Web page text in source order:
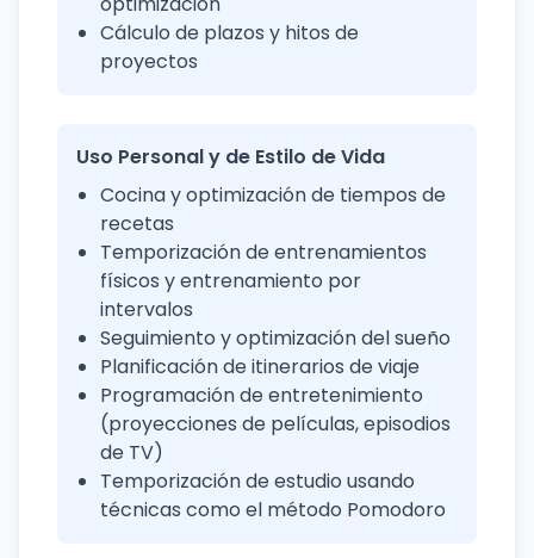
Cálculo de plazos y hitos de
proyectos
Uso Personal y de Estilo de Vida
Cocina y optimización de tiempos de
recetas
Temporización de entrenamientos
físicos y entrenamiento por
intervalos
Seguimiento y optimización del sueño
Planificación de itinerarios de viaje
Programación de entretenimiento
(proyecciones de películas, episodios
de TV)
Temporización de estudio usando
técnicas como el método Pomodoro